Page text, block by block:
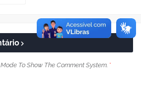
To Show The Comment System. *